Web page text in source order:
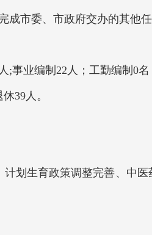
市委、市政府交办的其他任
业编制22人；工勤编制0名
39人。
生育政策调整完善、中医